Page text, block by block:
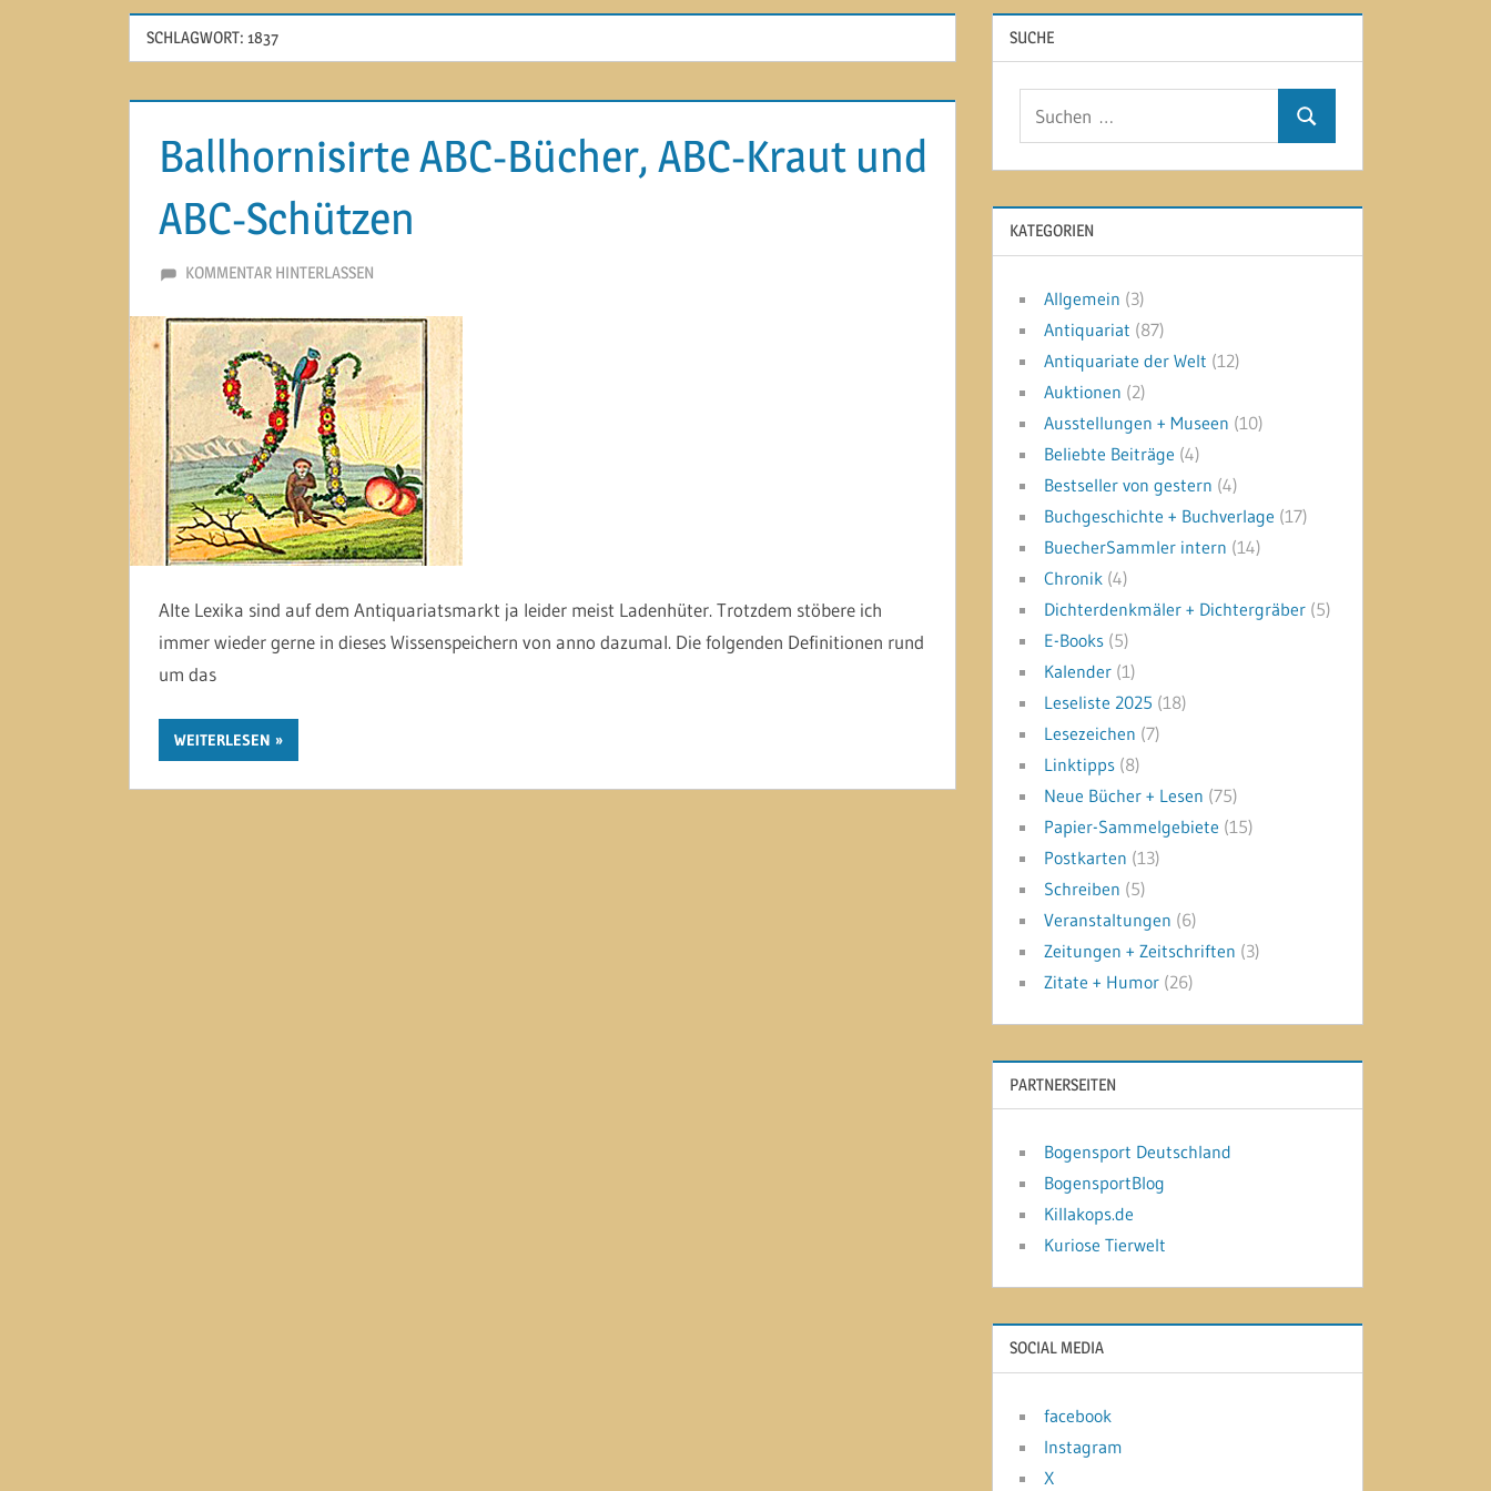
SCHLAGWORT: 1837
Ballhornisirte ABC-Bücher, ABC-Kraut und
ABC-Schützen
28. APRIL 2015
MARTINA BERG
KOMMENTAR HINTERLASSEN
Alte Lexika sind auf dem Antiquariatsmarkt ja leider meist Ladenhüter. Trotzdem stöbere ich
immer wieder gerne in dieses Wissenspeichern von anno dazumal. Die folgenden Definitionen rund
um das
WEITERLESEN
SUCHE
Suchen
KATEGORIEN
Allgemein (3)
Antiquariat (87)
Antiquariate der Welt (12)
Auktionen (2)
Ausstellungen + Museen (10)
Beliebte Beiträge (4)
Bestseller von gestern (4)
Buchgeschichte + Buchverlage (17)
BuecherSammler intern (14)
Chronik (4)
Dichterdenkmäler + Dichtergräber (5)
E-Books (5)
Kalender (1)
Leseliste 2025 (18)
Lesezeichen (7)
Linktipps (8)
Neue Bücher + Lesen (75)
Papier-Sammelgebiete (15)
Postkarten (13)
Schreiben (5)
Veranstaltungen (6)
Zeitungen + Zeitschriften (3)
Zitate + Humor (26)
PARTNERSEITEN
Bogensport Deutschland
BogensportBlog
Killakops.de
Kuriose Tierwelt
SOCIAL MEDIA
facebook
Instagram
X